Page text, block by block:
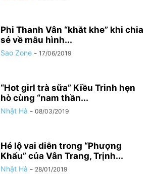
Phi Thanh Vân “khắt khe” khi chia
sẻ về mẫu hình...
Sao Zone - 17/06/2019
“Hot girl trà sữa” Kiều Trinh hẹn
hò cùng “nam thần...
Nhật Hà - 08/03/2019
Hé lộ vai diễn trong “Phượng
Khấu” của Vân Trang, Trịnh...
Nhật Hà - 28/01/2019